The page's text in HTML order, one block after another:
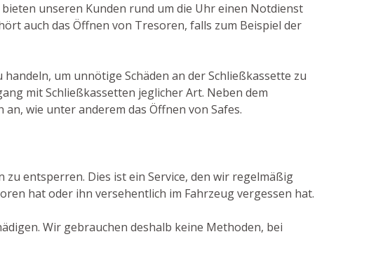
unseren Kunden rund um die Uhr einen Notdienst
auch das Öffnen von Tresoren, falls zum Beispiel der
um unnötige Schäden an der Schließkassette zu
mit Schließkassetten jeglicher Art. Neben dem
wie unter anderem das Öffnen von Safes.
entsperren. Dies ist ein Service, den wir regelmäßig
hat oder ihn versehentlich im Fahrzeug vergessen hat.
Wir gebrauchen deshalb keine Methoden, bei